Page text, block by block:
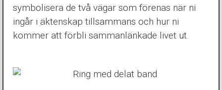
symbolisera de två vägar som förenas när ni
ingår i äktenskap tillsammans och hur ni
kommer att förbli sammanlänkade livet ut.